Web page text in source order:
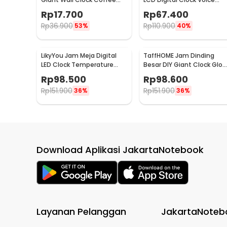
Rp17.700
Rp36.900 53%
Thermometer - FJ3532
Rp67.400
Rp110.900 40%
LikyYou Jam Meja Digital
LED Clock Temperature
Humidity Control - CYP-105
Rp98.500
Rp151.900 36%
TaffHOME Jam Dinding
Besar DIY Giant Clock Glow
in The Dark 90-100cm -
DIY-106
Rp98.600
Rp151.90036%
Download Aplikasi JakartaNotebook
Layanan Pelanggan